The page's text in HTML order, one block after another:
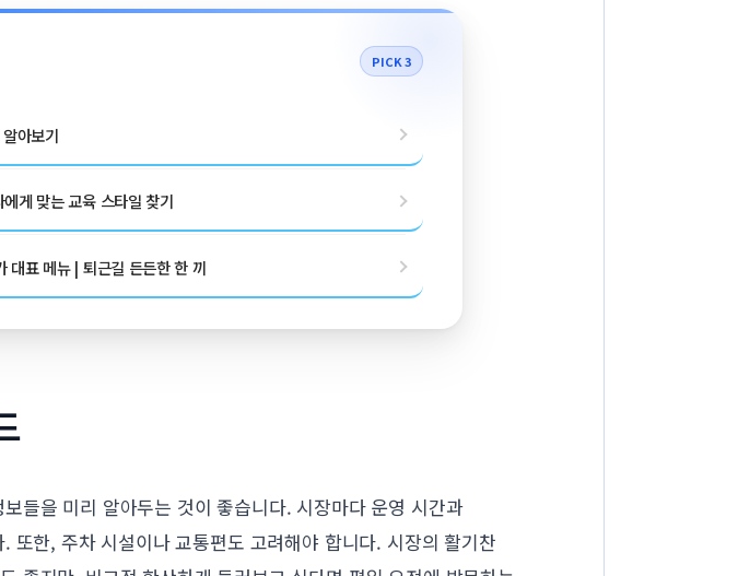
PICK 3
아보기
게 맞는 교육 스타일 찾기
대표 메뉴 | 퇴근길 든든한 한 끼
들을 미리 알아두는 것이 좋습니다. 시장마다 운영 시간과
한, 주차 시설이나 교통편도 고려해야 합니다. 시장의 활기찬